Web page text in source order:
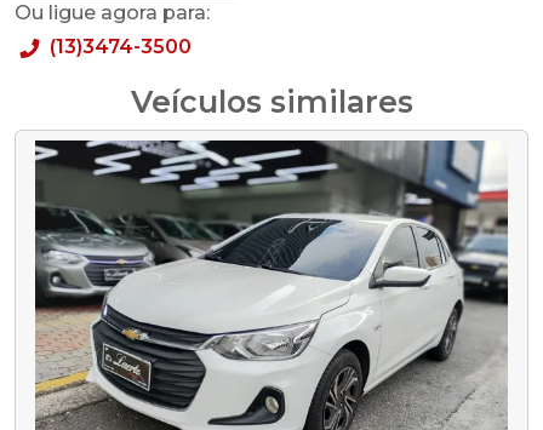
Ou ligue agora para:
(13)3474-3500
Veículos similares